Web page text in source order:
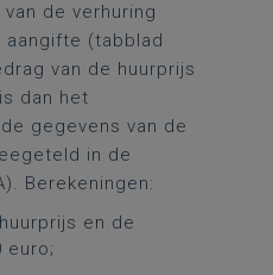
de verhuring
(tabblad
van de huurprijs
dan het
gegevens van de
in de
Berekeningen:
en de
euro;